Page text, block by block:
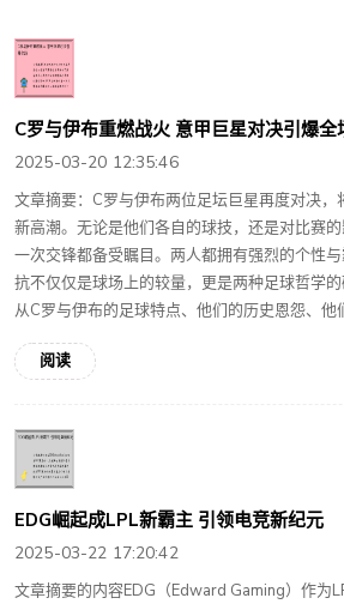
C罗与伊布重燃战火 意甲巨星对决引爆全
2025-03-20 12:35:46
文章摘要：C罗与伊布两位足坛巨星再度对决，
新高潮。无论是他们各自的球技，还是对比赛
一次交锋都备受瞩目。两人都拥有强烈的个性
抗不仅仅是球场上的较量，更是两种足球哲学
从C罗与伊布的足球特点、他们的历史恩怨、他
阅读
EDG崛起成LPL新霸主 引领电竞新纪元
2025-03-22 17:20:42
文章摘要的内容EDG（Edward Gaming）作为